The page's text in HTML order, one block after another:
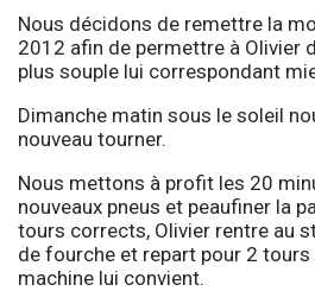
Nous décidons de remettre la
2012 afin de permettre à Olivier
plus souple lui correspondant
Dimanche matin sous le soleil
nouveau tourner.
Nous mettons à profit les 20
nouveaux pneus et peaufiner la
tours corrects, Olivier rentre au
de fourche et repart pour 2 tours
machine lui convient.